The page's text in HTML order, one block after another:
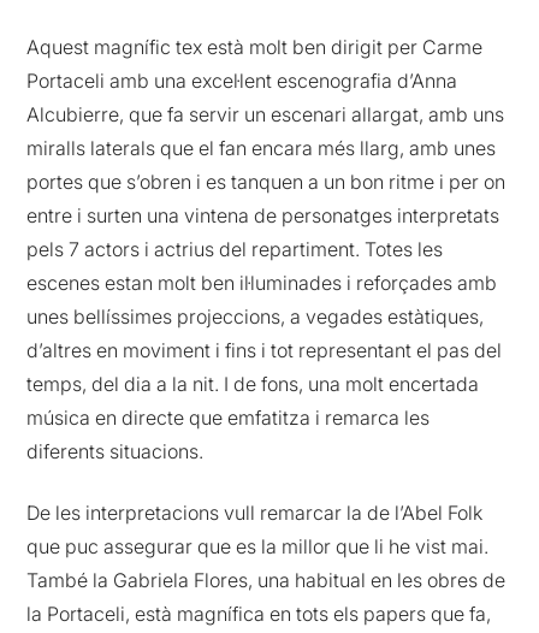
Aquest magnífic tex està molt ben dirigit per Carme
Portaceli amb una excel·lent escenografia d’Anna
Alcubierre, que fa servir un escenari allargat, amb uns
miralls laterals que el fan encara més llarg, amb unes
portes que s’obren i es tanquen a un bon ritme i per on
entre i surten una vintena de personatges interpretats
pels 7 actors i actrius del repartiment. Totes les
escenes estan molt ben il·luminades i reforçades amb
unes bellíssimes projeccions, a vegades estàtiques,
d’altres en moviment i fins i tot representant el pas del
temps, del dia a la nit. I de fons, una molt encertada
música en directe que emfatitza i remarca les
diferents situacions.
De les interpretacions vull remarcar la de l’Abel Folk
que puc assegurar que es la millor que li he vist mai.
També la Gabriela Flores, una habitual en les obres de
la Portaceli, està magnífica en tots els papers que fa,